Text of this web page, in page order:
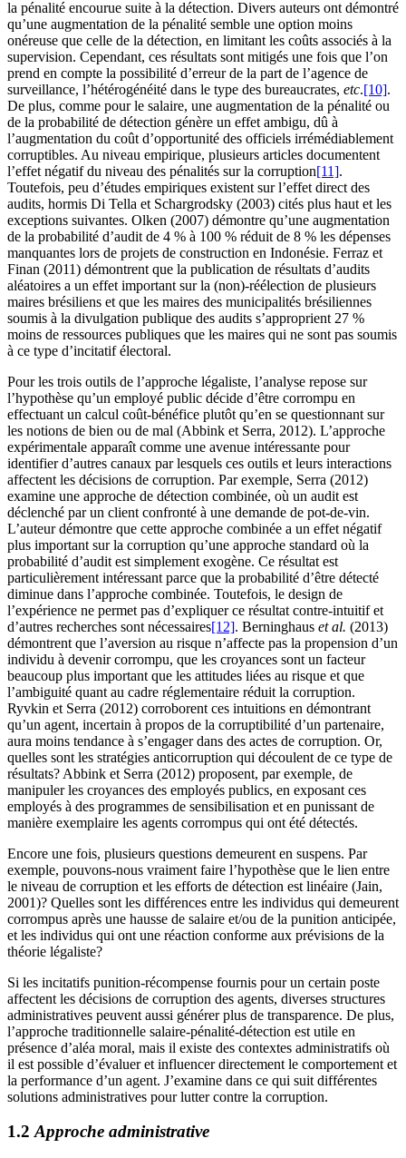
la pénalité encourue suite à la détection. Divers auteurs ont démontré
qu’une augmentation de la pénalité semble une option moins
onéreuse que celle de la détection, en limitant les coûts associés à la
supervision. Cependant, ces résultats sont mitigés une fois que l’on
prend en compte la possibilité d’erreur de la part de l’agence de
surveillance, l’hétérogénéité dans le type des bureaucrates, etc.[10].
De plus, comme pour le salaire, une augmentation de la pénalité ou
de la probabilité de détection génère un effet ambigu, dû à
l’augmentation du coût d’opportunité des officiels irrémédiablement
corruptibles. Au niveau empirique, plusieurs articles documentent
l’effet négatif du niveau des pénalités sur la corruption[11].
Toutefois, peu d’études empiriques existent sur l’effet direct des
audits, hormis Di Tella et Schargrodsky (2003) cités plus haut et les
exceptions suivantes. Olken (2007) démontre qu’une augmentation
de la probabilité d’audit de 4 % à 100 % réduit de 8 % les dépenses
manquantes lors de projets de construction en Indonésie. Ferraz et
Finan (2011) démontrent que la publication de résultats d’audits
aléatoires a un effet important sur la (non)-réélection de plusieurs
maires brésiliens et que les maires des municipalités brésiliennes
soumis à la divulgation publique des audits s’approprient 27 %
moins de ressources publiques que les maires qui ne sont pas soumis
à ce type d’incitatif électoral.
Pour les trois outils de l’approche légaliste, l’analyse repose sur
l’hypothèse qu’un employé public décide d’être corrompu en
effectuant un calcul coût-bénéfice plutôt qu’en se questionnant sur
les notions de bien ou de mal (Abbink et Serra, 2012). L’approche
expérimentale apparaît comme une avenue intéressante pour
identifier d’autres canaux par lesquels ces outils et leurs interactions
affectent les décisions de corruption. Par exemple, Serra (2012)
examine une approche de détection combinée, où un audit est
déclenché par un client confronté à une demande de pot-de-vin.
L’auteur démontre que cette approche combinée a un effet négatif
plus important sur la corruption qu’une approche standard où la
probabilité d’audit est simplement exogène. Ce résultat est
particulièrement intéressant parce que la probabilité d’être détecté
diminue dans l’approche combinée. Toutefois, le design de
l’expérience ne permet pas d’expliquer ce résultat contre-intuitif et
d’autres recherches sont nécessaires[12]. Berninghaus et al. (2013)
démontrent que l’aversion au risque n’affecte pas la propension d’un
individu à devenir corrompu, que les croyances sont un facteur
beaucoup plus important que les attitudes liées au risque et que
l’ambiguité quant au cadre réglementaire réduit la corruption.
Ryvkin et Serra (2012) corroborent ces intuitions en démontrant
qu’un agent, incertain à propos de la corruptibilité d’un partenaire,
aura moins tendance à s’engager dans des actes de corruption. Or,
quelles sont les stratégies anticorruption qui découlent de ce type de
résultats? Abbink et Serra (2012) proposent, par exemple, de
manipuler les croyances des employés publics, en exposant ces
employés à des programmes de sensibilisation et en punissant de
manière exemplaire les agents corrompus qui ont été détectés.
Encore une fois, plusieurs questions demeurent en suspens. Par
exemple, pouvons-nous vraiment faire l’hypothèse que le lien entre
le niveau de corruption et les efforts de détection est linéaire (Jain,
2001)? Quelles sont les différences entre les individus qui demeurent
corrompus après une hausse de salaire et/ou de la punition anticipée,
et les individus qui ont une réaction conforme aux prévisions de la
théorie légaliste?
Si les incitatifs punition-récompense fournis pour un certain poste
affectent les décisions de corruption des agents, diverses structures
administratives peuvent aussi générer plus de transparence. De plus,
l’approche traditionnelle salaire-pénalité-détection est utile en
présence d’aléa moral, mais il existe des contextes administratifs où
il est possible d’évaluer et influencer directement le comportement et
la performance d’un agent. J’examine dans ce qui suit différentes
solutions administratives pour lutter contre la corruption.
1.2Approche administrative